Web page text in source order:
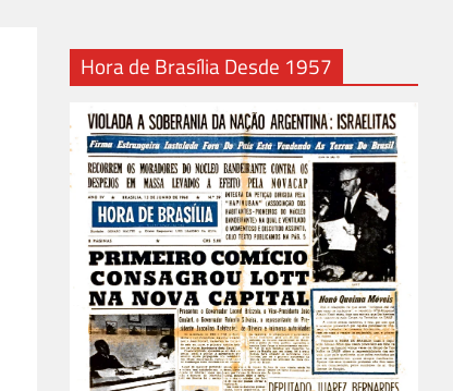
Hora de Brasília Desde 1957